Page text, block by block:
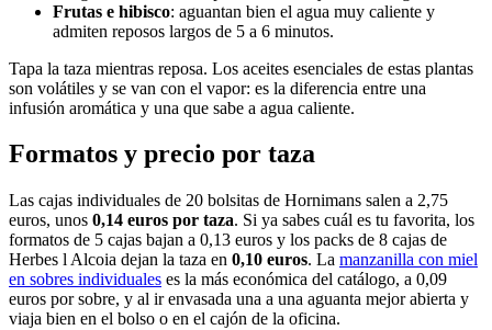
Frutas e hibisco: aguantan bien el agua muy caliente y
admiten reposos largos de 5 a 6 minutos.
Tapa la taza mientras reposa. Los aceites esenciales de estas plantas
son volátiles y se van con el vapor: es la diferencia entre una
infusión aromática y una que sabe a agua caliente.
Formatos y precio por taza
Las cajas individuales de 20 bolsitas de Hornimans salen a 2,75
euros, unos 0,14 euros por taza. Si ya sabes cuál es tu favorita, los
formatos de 5 cajas bajan a 0,13 euros y los packs de 8 cajas de
Herbes l Alcoia dejan la taza en 0,10 euros. La manzanilla con miel
en sobres individuales es la más económica del catálogo, a 0,09
euros por sobre, y al ir envasada una a una aguanta mejor abierta y
viaja bien en el bolso o en el cajón de la oficina.